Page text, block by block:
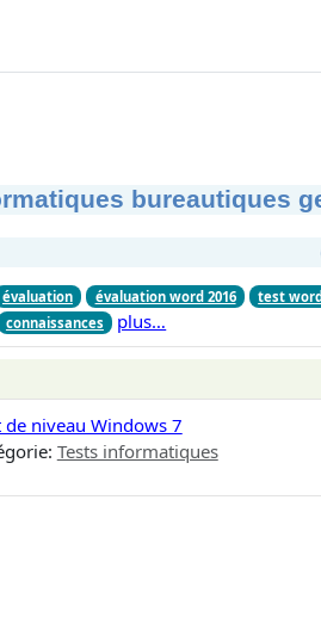
bureautiques
évaluation évaluation word 2016 test word
connaissances plus…
de niveau Windows 7
Tests informatiques